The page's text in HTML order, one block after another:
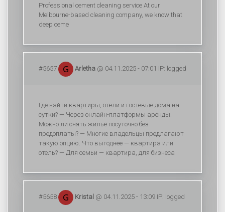
Professional cement cleaning service At our
Melbourne-based cleaning company, we know that
deep ceme
#5657 Arletha @ 04.11.2025 - 07:01 IP: logged
Где найти квартиры, отели и гостевые дома на
сутки? — Через онлайн-платформы аренды.
Можно ли снять жильё посуточно без
предоплаты? — Многие владельцы предлагают
такую опцию. Что выгоднее — квартира или
отель? — Для семьи — квартира, для бизнеса
#5658 Kristal @ 04.11.2025 - 13:09 IP: logged